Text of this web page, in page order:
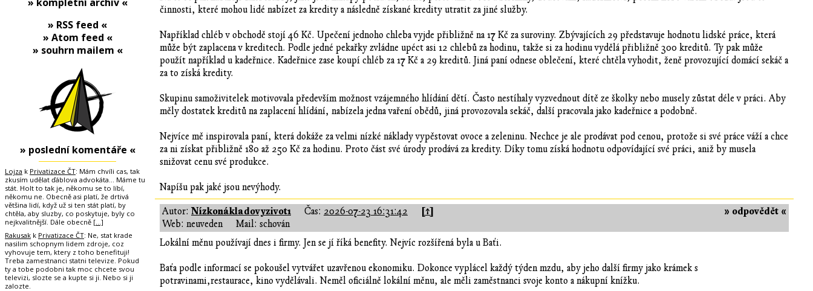
činnosti, které mohou lidé nabízet za kredity a následně získané kredity utratit za jiné služby.
Například chléb v obchodě stojí 46 Kč. Upečení jednoho chleba vyjde přibližně na 17 Kč za suroviny. Zbývajících 29 představuje hodnotu lidské práce, která
může být zaplacena v kreditech. Podle jedné pekařky zvládne upéct asi 12 chlebů za hodinu, takže si za hodinu vydělá přibližně 300 kreditů. Ty pak může
použít například u kadeřnice. Kadeřnice zase koupí chléb za 17 Kč a 29 kreditů. Jiná paní odnese oblečení, které chtěla vyhodit, ženě provozující domácí sekáč a
za to získá kredity.
Skupinu samoživitelek motivovala především možnost vzájemného hlídání dětí. Často nestíhaly vyzvednout dítě ze školky nebo musely zůstat déle v práci. Aby
měly dostatek kreditů na zaplacení hlídání, nabízela jedna vaření obědů, jiná provozovala sekáč, další pracovala jako kadeřnice a podobně.
Nejvíce mě inspirovala paní, která dokáže za velmi nízké náklady vypěstovat ovoce a zeleninu. Nechce je ale prodávat pod cenou, protože si své práce váží a chce
za ni získat přibližně 180 až 250 Kč za hodinu. Proto část své úrody prodává za kredity. Díky tomu získá hodnotu odpovídající své práci, aniž by musela
snižovat cenu své produkce.
Napíšu pak jaké jsou nevýhody.
» odpovědět «
Autor: Nízkonákladovyzivot1 Čas: 2026-07-23 16:31:42 [↑]
Web: neuveden
Mail: schován
Lokální měnu používají dnes i firmy. Jen se jí říká benefity. Nejvíc rozšířená byla u Baťi.
Baťa podle informací se pokoušel vytvářet uzavřenou ekonomiku. Dokonce vyplácel každý týden mzdu, aby jeho další firmy jako krámek s
potravinami,restaurace, kino vydělávali. Neměl oficiálně lokální měnu, ale měli zaměstnanci svoje konto a nákupní knížku.
» RSS feed «
» Atom feed «
» souhrn mailem «
» poslední komentáře «
Lojza k Privatizace ČT: Mám chvíli cas, tak
zkusím udělat ďáblova advokáta... Máme tu
stát. Holt to tak je, někomu se to líbí,
někomu ne. Obecně asi platí, že drtivá
většina lidí, když už si ten stát platí, by
chtěla, aby sluzby, co poskytuje, byly co
nejkvalitnější. Dále obecně […]
Rakusak k Privatizace ČT: Ne, stat krade
nasilim schopnym lidem zdroje, coz
vyhovuje tem, ktery z toho benefituji!
Treba zamestnanci statni televize. Pokud
ty a tobe podobni tak moc chcete svou
televizi, slozte se a kupte si ji. Nebo si ji
zalozte.